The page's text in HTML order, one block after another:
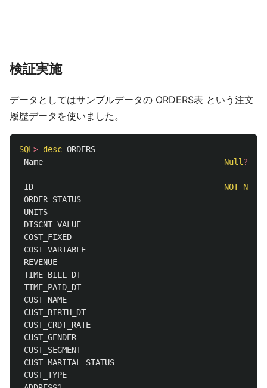
検証実施
データとしてはサンプルデータの ORDERS表 という注文
履歴データを使いました。
SQL > desc ORDERS
Name
Null ?
-----------------------------------------
ID
NOT NULL
ORDER_STATUS
UNITS
DISCNT_VALUE
COST_FIXED
COST_VARIABLE
REVENUE
TIME_BILL_DT
TIME_PAID_DT
CUST_NAME
CUST_BIRTH_DT
CUST_CRDT_RATE
CUST_GENDER
CUST_SEGMENT
CUST_MARITAL_STATUS
CUST_TYPE